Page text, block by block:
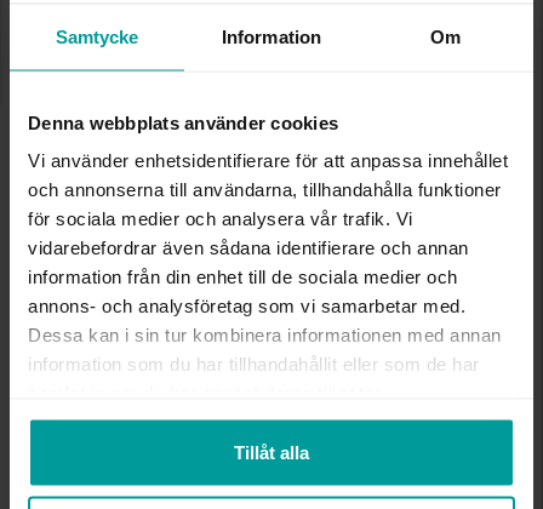
Samtycke Information Om
Denna webbplats använder cookies
Vi använder enhetsidentifierare för att anpassa innehållet
och annonserna till användarna, tillhandahålla funktioner
för sociala medier och analysera vår trafik. Vi
vidarebefordrar även sådana identifierare och annan
information från din enhet till de sociala medier och
annons- och analysföretag som vi samarbetar med.
Dessa kan i sin tur kombinera informationen med annan
information som du har tillhandahållit eller som de har
Tillåt alla
✅ Öppet köp i 30 dagar vid onlineköp.
✅ Fri frakt till ombud vid köp över 500 kr.
VÄLJ STORLEK FÖR ATT LÄGGA I
VARUKORGEN
INFO
BREDD CA (MM)
3,7-5,7
HÖJD CA (MM)
1
VARUMÄRKE
Albrekts Guld
ÄDELMETALL
18K Gold
Kubisk zirkonia